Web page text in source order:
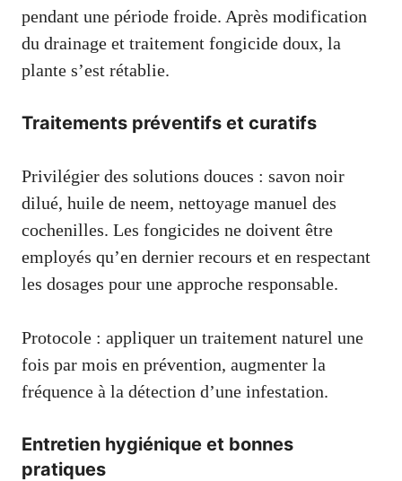
pendant une période froide. Après modification
du drainage et traitement fongicide doux, la
plante s’est rétablie.
Traitements préventifs et curatifs
Privilégier des solutions douces : savon noir
dilué, huile de neem, nettoyage manuel des
cochenilles. Les fongicides ne doivent être
employés qu’en dernier recours et en respectant
les dosages pour une approche responsable.
Protocole : appliquer un traitement naturel une
fois par mois en prévention, augmenter la
fréquence à la détection d’une infestation.
Entretien hygiénique et bonnes
pratiques